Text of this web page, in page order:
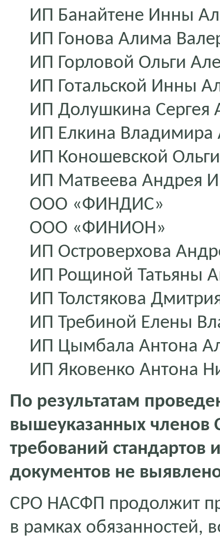
ИП Банайтене Инны
ИП Гонова Алима
ИП Горловой Ольги
ИП Готальской Инны
ИП Долушкина Сергея
ИП Елкина Владимира
ИП Коношевской
ИП Матвеева Андрея
ООО «ФИНДИС»
ООО «ФИНИОН»
ИП Островерхова
ИП Рощиной Татьяны
ИП Толстякова
ИП Требиной Елены
ИП Цымбала Антона
ИП Яковенко Антона
По результатам
вышеуказанных членов
требований стандартов
документов не
СРО НАСФП продолжит
в рамках обязанностей,